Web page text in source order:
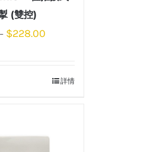
(雙控)
– $228.00
詳情